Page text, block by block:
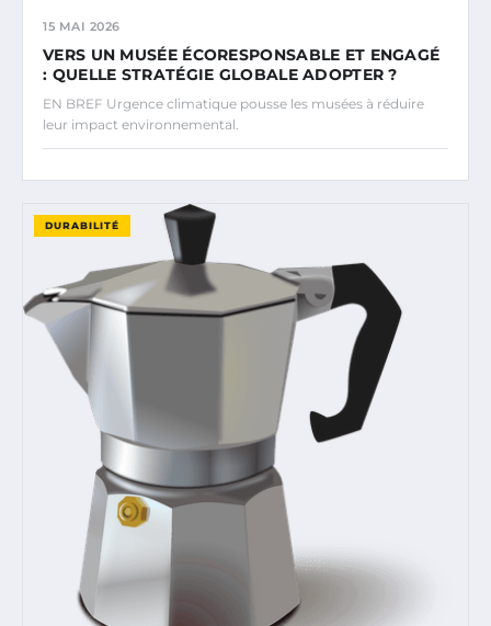
15 MAI 2026
VERS UN MUSÉE ÉCORESPONSABLE ET ENGAGÉ
: QUELLE STRATÉGIE GLOBALE ADOPTER ?
EN BREF Urgence climatique pousse les musées à réduire
leur impact environnemental.
DURABILITÉ